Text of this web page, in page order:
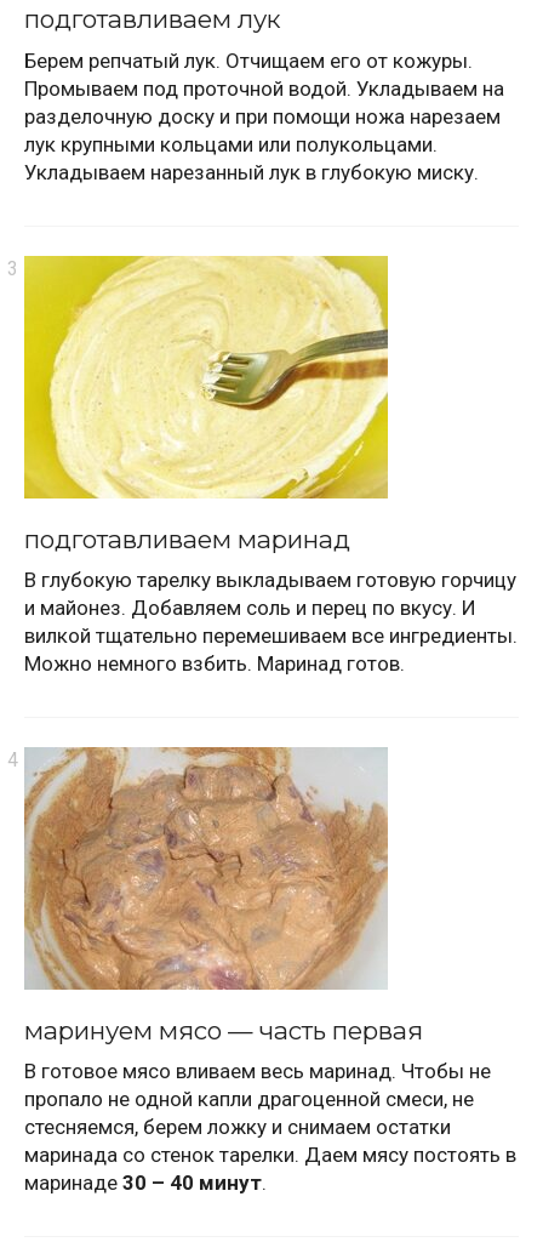
подготавливаем лук
Берем репчатый лук. Отчищаем его от кожуры.
Промываем под проточной водой. Укладываем на
разделочную доску и при помощи ножа нарезаем
лук крупными кольцами или полукольцами.
Укладываем нарезанный лук в глубокую миску.
подготавливаем маринад
В глубокую тарелку выкладываем готовую горчицу
и майонез. Добавляем соль и перец по вкусу. И
вилкой тщательно перемешиваем все ингредиенты.
Можно немного взбить. Маринад готов.
маринуем мясо — часть первая
В готовое мясо вливаем весь маринад. Чтобы не
пропало не одной капли драгоценной смеси, не
стесняемся, берем ложку и снимаем остатки
маринада со стенок тарелки. Даем мясу постоять в
маринаде 30 – 40 минут.